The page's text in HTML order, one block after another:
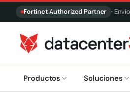
Fortinet Authorized Partner ·
Productos Soluciones